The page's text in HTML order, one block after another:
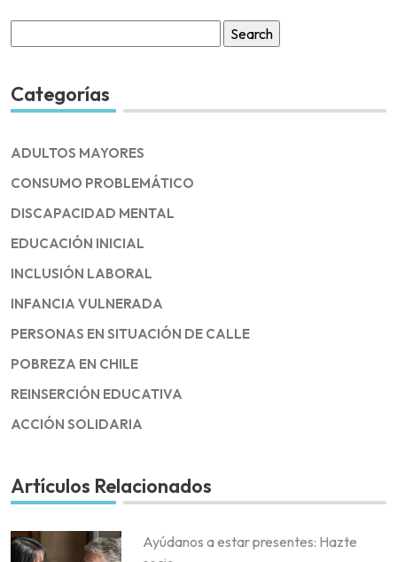
for:
Categorías
ADULTOS MAYORES
CONSUMO PROBLEMÁTICO
DISCAPACIDAD MENTAL
EDUCACIÓN INICIAL
INCLUSIÓN LABORAL
INFANCIA VULNERADA
PERSONAS EN SITUACIÓN DE CALLE
POBREZA EN CHILE
REINSERCIÓN EDUCATIVA
ACCIÓN SOLIDARIA
Artículos Relacionados
Ayúdanos a estar presentes: Hazte